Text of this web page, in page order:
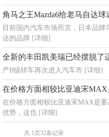
角马之王Mazda6给老马自达
目前国内汽车市场而言，日本品
达的品牌 [详细]
全新的丰田凯美瑞已经摆脱了
产B级轿车再次进入汽车市 [详细]
在价格方面相较比亚迪宋
在价格方面相较比亚迪宋MAX是
优势，这也 [详细]
共 1页32条记录